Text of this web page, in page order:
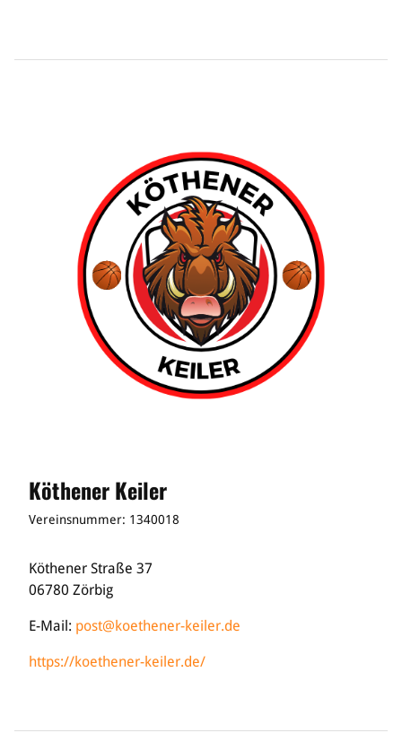
Köthener Keiler
Vereinsnummer: 1340018
Köthener Straße 37
06780 Zörbig
E-Mail: post@koethener-keiler.de
https://koethener-keiler.de/